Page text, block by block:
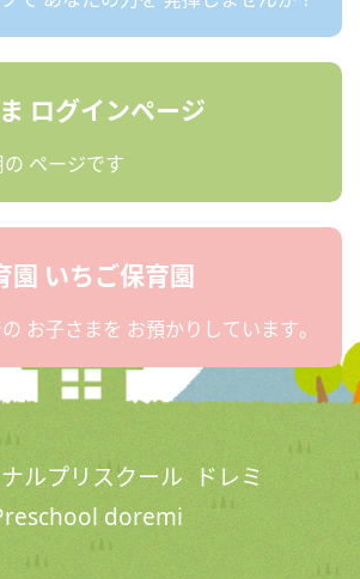
ログインページ
ページです
園 いちご保育園
お子さまを お預かりしています。
ルプリスクール ドレミ
doremi